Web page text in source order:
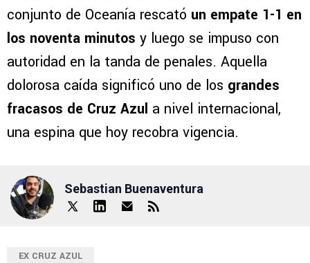
conjunto de Oceanía rescató un empate 1-1 en
los noventa minutos y luego se impuso con
autoridad en la tanda de penales. Aquella
dolorosa caída significó uno de los grandes
fracasos de Cruz Azul a nivel internacional,
una espina que hoy recobra vigencia.
Sebastian Buenaventura
EX CRUZ AZUL